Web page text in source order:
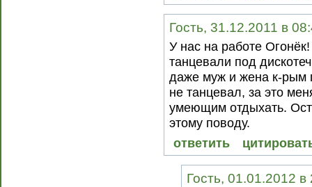
Гость, 31.12.2011 в
У нас на работе
танцевали под
даже муж и жена к-рым
не танцевал, за это
умеющим отдыхать.
этому поводу.
ответить
Гость, 01.01.2012